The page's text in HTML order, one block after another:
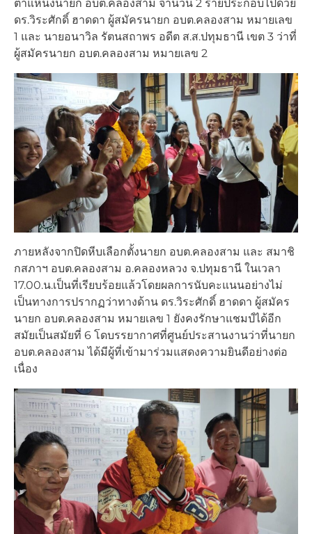
ตำแหน่งนายก อบต.คลองสาม จำนวน 2 รายประกอบไปด้วย
ดร.วิระศักดิ์ ฮาดดา ผู้สมัครนายก อบต.คลองสาม หมายเลข
1 และ นายอนาวิล รัตนสถาพร อดีต ส.ส.ปทุมธานี เขต 3 ว่าที่
ผู้สมัครนายก อบต.คลองสาม หมายเลข 2
ภายหลังจากปิดหีบเลือกตั้งนายก อบต.คลองสาม และ สมาชิ
กสภาฯ อบต.คลองสาม อ.คลองหลวง จ.ปทุมธานี ในเวลา
17.00.น.เป็นที่เรียบร้อยแล้วโดยผลการนับคะแนนอย่างไม่
เป็นทางการปรากฏว่าทางด้าน ดร.วิระศักดิ์ ฮาดดา ผู้สมัคร
นายก อบต.คลองสาม หมายเลข 1 ยังคงรักษาแชมป์ได้อีก
สมัยเป็นสมัยที่ 6 โดบรรยากาศที่ศูนย์ประสานงานว่าที่นายก
อบต.คลองสาม ได้มีผู้ที่เข้ามาร่วมแสดงความยินดีอย่างต่อ
เนื่อง